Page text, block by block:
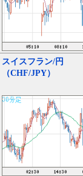
スイスフラン/円
（CHF/JPY）